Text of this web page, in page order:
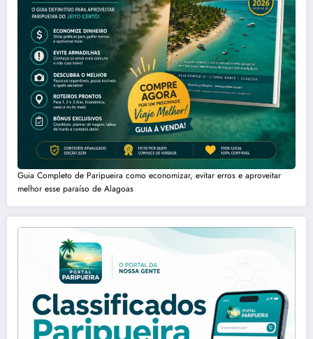
Guia Completo de Paripueira como economizar, evitar erros e aproveitar
melhor esse paraíso de Alagoas